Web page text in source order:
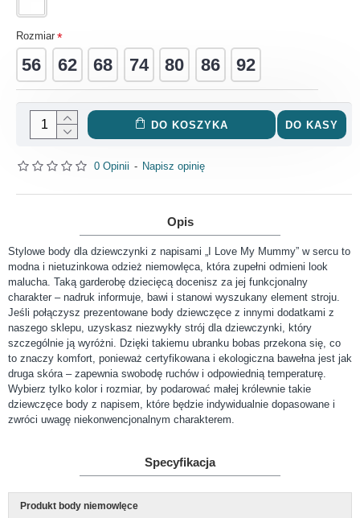
0 Opinii - Napisz opinię
Rozmiar
56 62 68 74 80 86 92
DO KOSZYKA DO KASY
Opis
Stylowe body dla dziewczynki z napisami „I Love My Mummy” w sercu to
modna i nietuzinkowa odzież niemowlęca, która zupełni odmieni look
malucha. Taką garderobę dziecięcą docenisz za jej funkcjonalny
charakter – nadruk informuje, bawi i stanowi wyszukany element stroju.
Jeśli połączysz prezentowane body dziewczęce z innymi dodatkami z
naszego sklepu, uzyskasz niezwykły strój dla dziewczynki, który
szczególnie ją wyróżni. Dzięki takiemu ubranku bobas przekona się, co
to znaczy komfort, ponieważ certyfikowana i ekologiczna bawełna jest jak
druga skóra – zapewnia swobodę ruchów i odpowiednią temperaturę.
Wybierz tylko kolor i rozmiar, by podarować małej królewnie takie
dziewczęce body z napisem, które będzie indywidualnie dopasowane i
zwróci uwagę niekonwencjonalnym charakterem.
Specyfikacja
Produkt body niemowlęce